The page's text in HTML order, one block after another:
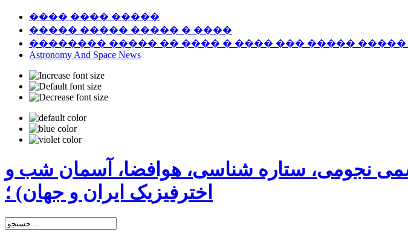
���� ���� �����
����� ����� ����� � ����
�������� ����� �� ���� � ���� ��� �����
Astronomy And Space News
نجومی، ستاره شناسی، هوافضا، آسمان شب و
اخترفیزیک ایران و جهان) ؛